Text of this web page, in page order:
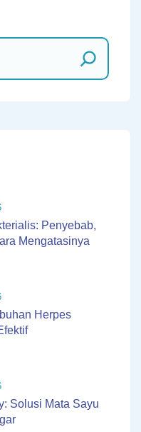
Penyebab,
Mengatasinya
Herpes
Solusi Mata Sayu